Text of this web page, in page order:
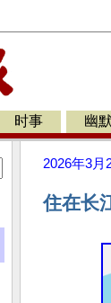
时事 幽默
2026年3月
住在长